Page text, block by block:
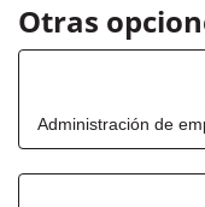
Otras
Administración de